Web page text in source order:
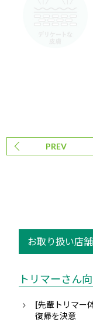
PREV
お取り扱い店
トリマーさん
[先輩トリマー
復帰を決意